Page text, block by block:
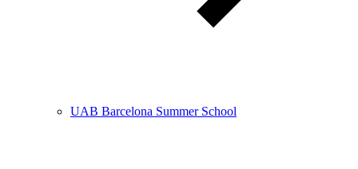
UAB Barcelona Summer School